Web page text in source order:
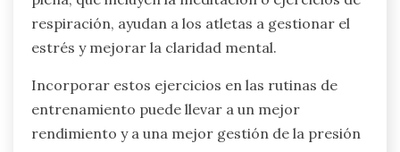
Practicar ejercicios específicos puede mejorar
la conciencia sensorial y la capacidad de
ejercicios de agilidad, entrenamiento del tiempo
de reacción y prácticas de atención plena
pueden agudizar el enfoque y reducir la